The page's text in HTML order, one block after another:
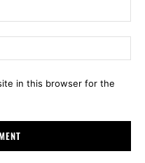
in this browser for the